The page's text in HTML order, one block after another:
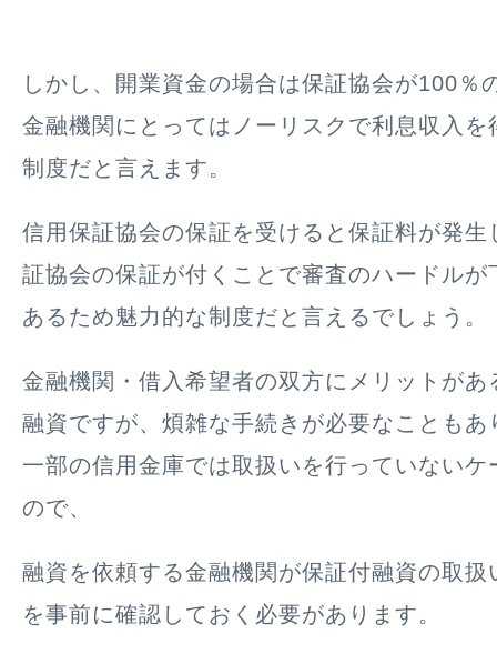
しかし、開業資金の場合は保証協会が100％
金融機関にとってはノーリスクで利息収入を
制度だと言えます。
信用保証協会の保証を受けると保証料が発生
証協会の保証が付くことで審査のハードルが
あるため魅力的な制度だと言えるでしょう。
金融機関・借入希望者の双方にメリットがあ
融資ですが、煩雑な手続きが必要なこともあ
一部の信用金庫では取扱いを行っていないケ
ので、
融資を依頼する金融機関が保証付融資の取扱
を事前に確認しておく必要があります。